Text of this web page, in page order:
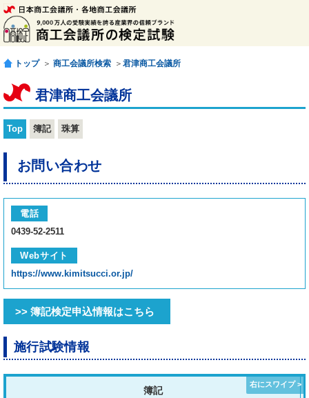
トップ ＞ 商工会議所検索 ＞ 君津商工会議所
君津商工会議所
Top 簿記 珠算
お問い合わせ
電話
0439-52-2511
Webサイト
https://www.kimitsucci.or.jp/
>> 簿記検定申込情報はこちら
施行試験情報
簿記